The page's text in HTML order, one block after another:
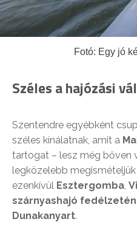
Fotó: Egy jó
Széles a hajózási
Szentendre egyébként
széles kínálatnak, amit a
tartogat – lesz még bőven
legközelebb
ezenkívül Esztergomba,
szárnyashajó
Dunakanyart.